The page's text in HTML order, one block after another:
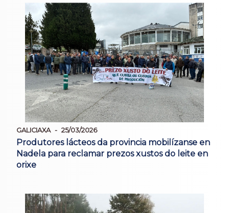
GALICIAXA 25/03/2026
Produtores lácteos da provincia mobilízanse en
Nadela para reclamar prezos xustos do leite en
orixe